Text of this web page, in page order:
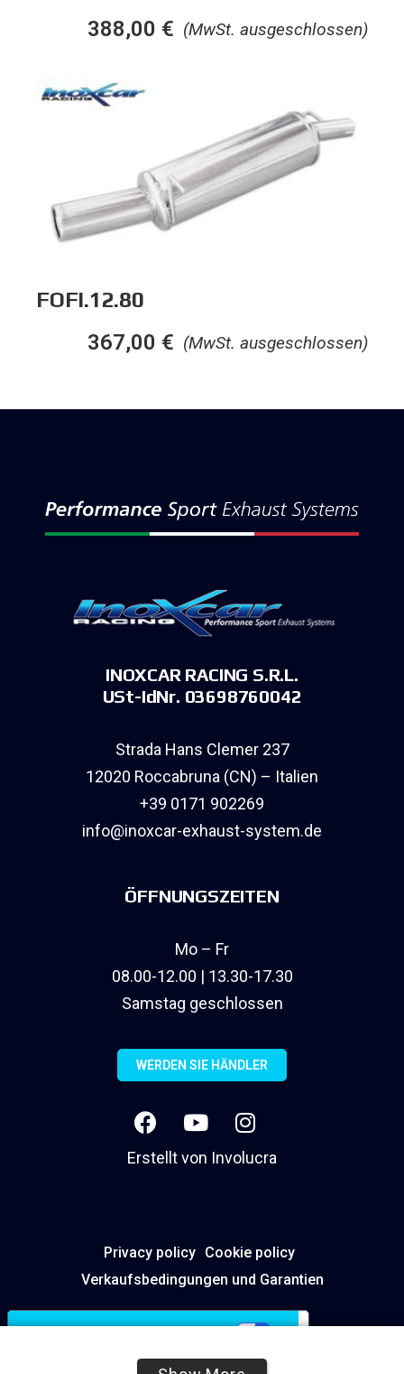
(MwSt. ausgeschlossen)
388,00 €
FOFI.12.80
(MwSt. ausgeschlossen)
367,00 €
INOXCAR RACING S.R.L.
USt-IdNr. 03698760042
Strada Hans Clemer 237
12020 Roccabruna (CN) – Italien
+39 0171 902269
info@inoxcar-exhaust-system.de
ÖFFNUNGSZEITEN
Mo – Fr
08.00-12.00 | 13.30-17.30
Samstag geschlossen
WERDEN SIE HÄNDLER
Erstellt von Involucra
Privacy policy Cookie policy
Verkaufsbedingungen und Garantien